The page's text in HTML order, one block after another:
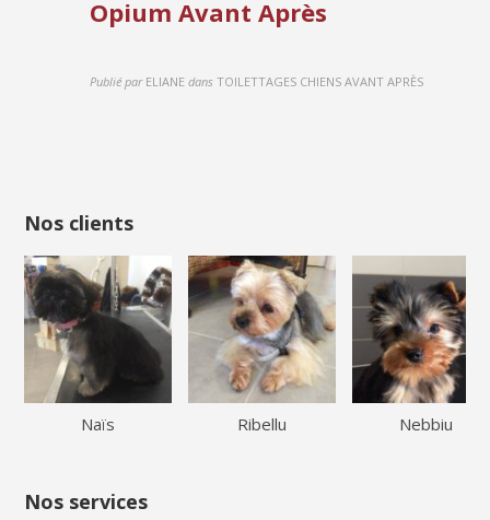
Opium Avant Après
Publié par ELIANE dans TOILETTAGES CHIENS AVANT APRÈS
Nos clients
Naïs Ribellu Nebbiu
Nos services